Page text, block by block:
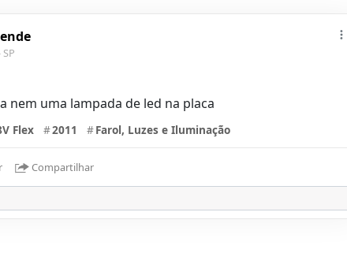
nem uma lampada de led na placa
Flex #2011 #Farol, Luzes e Iluminação
Compartilhar